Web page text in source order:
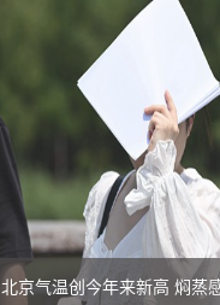
北京气温创今年来新高 焖蒸